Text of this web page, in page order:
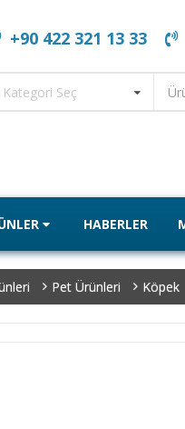
+90 422 321 13 33
Kategori Seç
HABERLER
Pet Ürünleri Köpek